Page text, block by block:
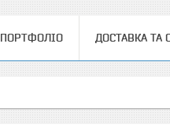
ПОРТФОЛІО ДОСТАВКА ТА